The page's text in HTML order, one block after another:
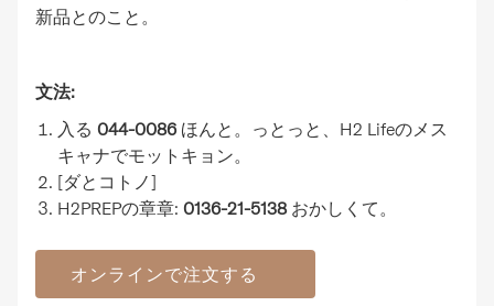
新品とのこと。
文法:
入る 044-0086 ほんと。っとっと、H2 Lifeのメス
キャナでモットキョン。
[ダとコトノ]
H2PREPの章章: 0136-21-5138おかしくて。
オンラインで注文する